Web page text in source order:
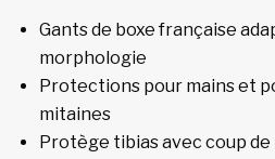
Gants de boxe française
morphologie
Protections pour mains et
mitaines
Protège tibias avec coup